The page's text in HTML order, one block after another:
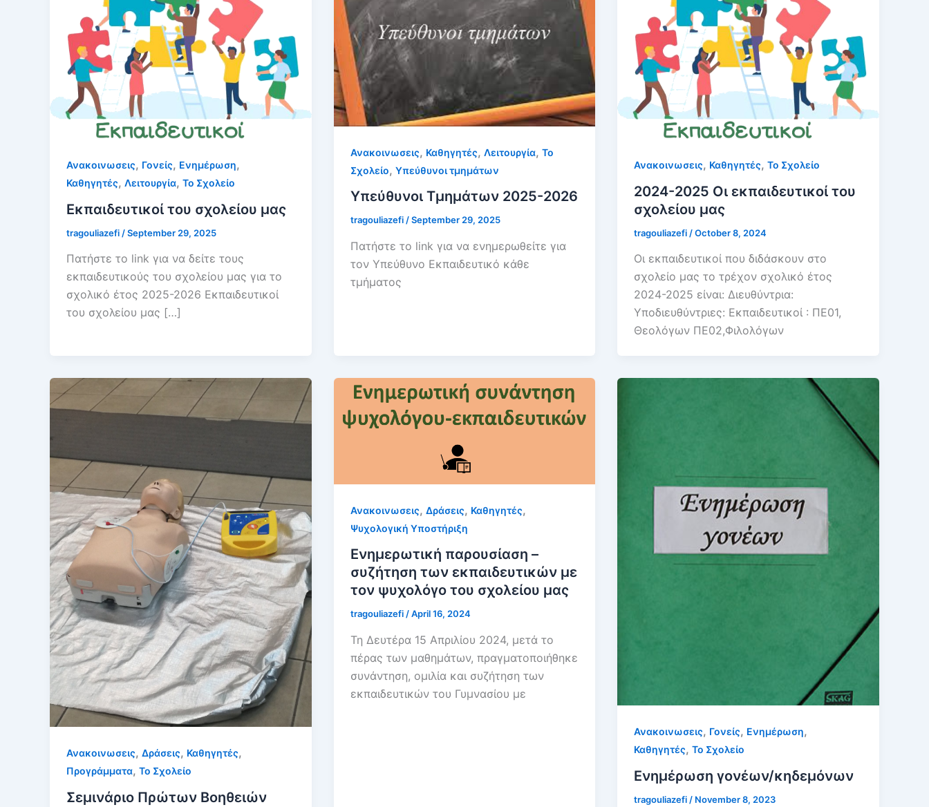
Ανακοινωσεις, Γονείς, Ενημέρωση,
Καθηγητές, Λειτουργία, Το Σχολείο
Εκπαιδευτικοί του σχολείου μας
tragouliazefi /September 29, 2025
Πατήστε το link για να δείτε τους
εκπαιδευτικούς του σχολείου μας για το
σχολικό έτος 2025-2026 Εκπαιδευτικοί
του σχολείου μας […]
Ανακοινωσεις, Καθηγητές, Λειτουργία, Το
Σχολείο, Υπεύθυνοι τμημάτων
Υπεύθυνοι Τμημάτων 2025-2026
tragouliazefi/September 29, 2025
Πατήστε το link για να ενημερωθείτε για
τον Υπεύθυνο Εκπαιδευτικό κάθε
τμήματος
Ανακοινωσεις, Καθηγητές,Το Σχολείο
2024-2025 Οι εκπαιδευτικοί του
σχολείου μας
tragouliazefi /October 8, 2024
Οι εκπαιδευτικοί που διδάσκουν στο
σχολείο μας το τρέχον σχολικό έτος
2024-2025 είναι: Διευθύντρια:
Υποδιευθύντριες: Εκπαιδευτικοί : ΠΕ01,
Θεολόγων ΠΕ02,Φιλολόγων
Ανακοινωσεις, Δράσεις, Καθηγητές,
Προγράμματα, Το Σχολείο
Σεμινάριο Πρώτων Βοηθειών
Ανακοινωσεις, Δράσεις, Καθηγητές,
Ψυχολογική Υποστήριξη
Ενημερωτική παρουσίαση –
συζήτηση των εκπαιδευτικών με
τον ψυχολόγο του σχολείου μας
tragouliazefi/April 16, 2024
Τη Δευτέρα 15 Απριλίου 2024, μετά το
πέρας των μαθημάτων, πραγματοποιήθηκε
συνάντηση, ομιλία και συζήτηση των
εκπαιδευτικών του Γυμνασίου με
Ανακοινωσεις, Γονείς, Ενημέρωση,
Καθηγητές,Το Σχολείο
Ενημέρωση γονέων/κηδεμόνων
tragouliazefi / November 8, 2023